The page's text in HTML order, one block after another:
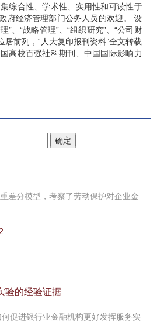
综合性、学术性、实用性和可读性于
府经济管理部门公务人员的欢迎。 设
”、“战略管理”、“组织研究”、“公司财
居前列，“人大复印报刊资料”全文转载
高校百强社科期刊、中国国际影响力
差分模型，考察了劳动保护对企业金
验的经验证据
促进银行业金融机构更好发挥服务实